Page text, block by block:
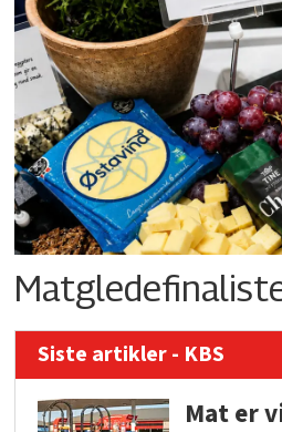
Siste artikler - KBS
Mat er